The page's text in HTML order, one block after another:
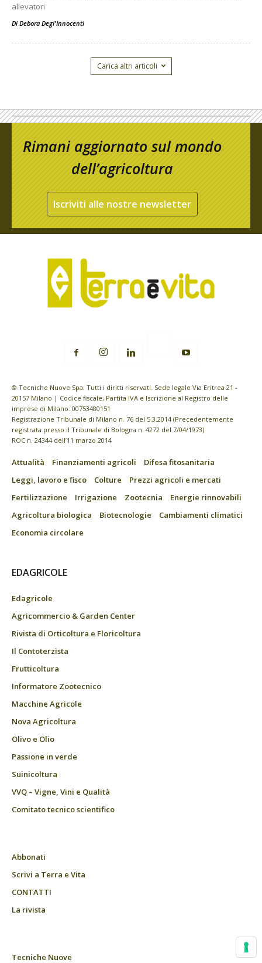
allevatori
Di Debora Degl'Innocenti
Carica altri articoli
Rimani aggiornato sul mondo
dell’agricoltura
Iscriviti alle nostre newsletter
© Tecniche Nuove Spa. Tutti i diritti riservati. Sede legale Via Eritrea 21 -
20157 Milano | Codice fiscale, Partita IVA e Iscrizione al Registro delle
imprese di Milano: 00753480151
Registrazione Tribunale di Milano n. 76 del 5.3.2014 (Precedentemente
registrata presso il Tribunale di Bologna n. 4272 del 7/04/1973)
ROC n. 24344 dell’11 marzo 2014
Attualità Finanziamenti agricoli
Difesa fitosanitaria
Leggi, lavoro e fisco
Colture
Prezzi agricoli e mercati
Fertilizzazione
Irrigazione Zootecnia
Energie rinnovabili
Agricoltura biologica
Biotecnologie
Cambiamenti climatici
Economia circolare
EDAGRICOLE
Edagricole
Agricommercio & Garden Center
Rivista di Orticoltura e Floricoltura
Il Contoterzista
Frutticoltura
Informatore Zootecnico
Macchine Agricole
Nova Agricoltura
Olivo e Olio
Passione in verde
Suinicoltura
VVQ – Vigne, Vini e Qualità
Comitato tecnico scientifico
Abbonati
Scrivi a Terra e Vita
CONTATTI
La rivista
Tecniche Nuove